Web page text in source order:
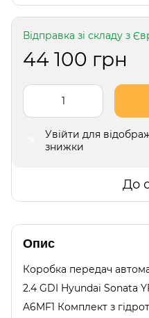
Відправка зі складу з
44 100 грн
Увійти для
знижки
До
Опис
Коробка передач
2.4 GDI Hyundai Sonata
A6MF1 Комплект з